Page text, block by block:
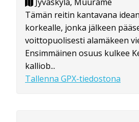
Tämän reitin kantavana
korkealle, jonka jälkeen
voittopuolisesti alamäkeen
Ensimmäinen osuus kulkee
kalliob...
Tallenna GPX-tiedostona